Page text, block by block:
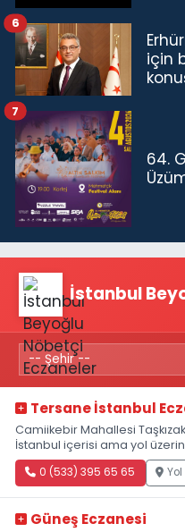
için
6
64.
7
İstanbul
Tersane İstanbul
Camiikebir Mahallesi
İstanbul içerisi ama yol
0 (533) 395 65 65
Güneş Eczanesi